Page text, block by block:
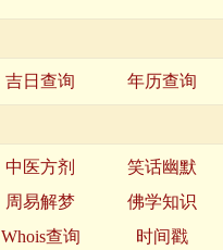
吉日查询 年历查询
中医方剂
笑话幽默
周易解梦
佛学知识
Whois查询 时间戳